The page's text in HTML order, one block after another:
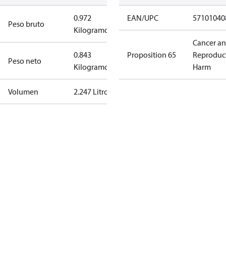
Peso bruto
0.972
Kilogramo
Peso neto
0.843
Kilogramo
Volumen 2.247 Litro
EAN/UPC
Proposition 65
Cancer
Harm